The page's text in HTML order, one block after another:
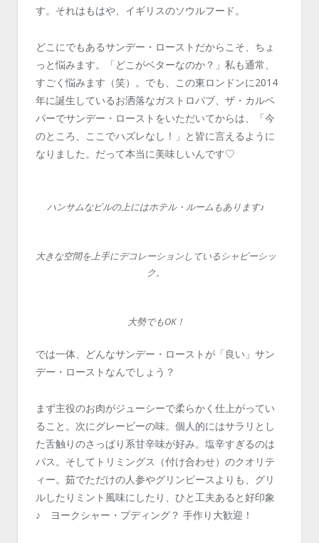
す。それはもはや、イギリスのソウルフード。
どこにでもあるサンデー・ローストだからこそ、ちょ
っと悩みます。「どこがベターなのか？」私も通常、
すごく悩みます（笑）。でも、この東ロンドンに2014
年に誕生しているお洒落なガストロパブ、ザ・カルペ
パーでサンデー・ローストをいただいてからは、「今
のところ、ここでハズレなし！」と皆に言えるように
なりました。だって本当に美味しいんです♡
ハンサムなビルの上にはホテル・ルームもあります♪
大きな空間を上手にデコレーションしているシャビーシッ
ク。
大勢でもOK！
では一体、どんなサンデー・ローストが「良い」サン
デー・ローストなんでしょう？
まず主役のお肉がジューシーで柔らかく仕上がってい
ること。次にグレービーの味。個人的にはサラリとし
た舌触りのさっぱり系甘辛味が好み。塩辛すぎるのは
パス。そしてトリミングス（付け合わせ）のクオリテ
ィー。茹でただけの人参やグリンピースよりも、グリ
ルしたりミント風味にしたり、ひと工夫あると好印象
♪ ヨークシャー・プディング？ 手作り大歓迎！